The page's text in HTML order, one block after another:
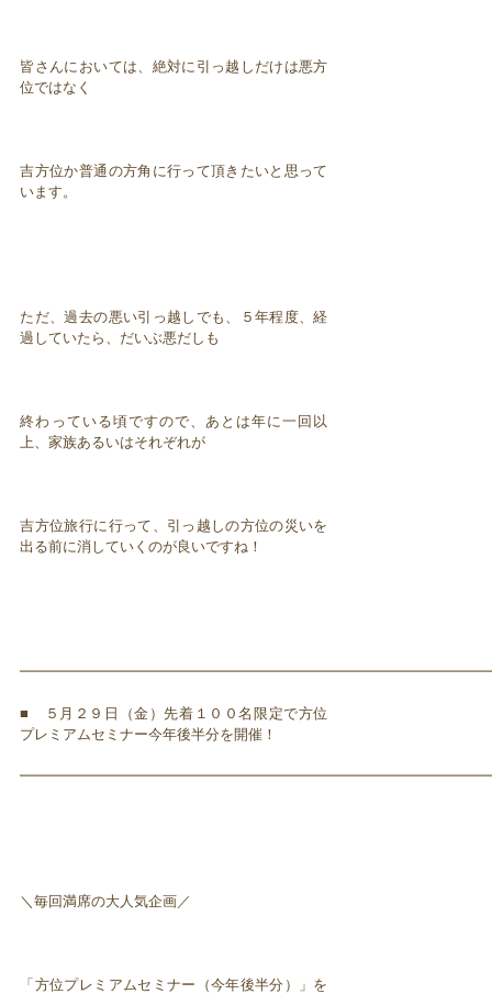
皆さんにおいては、絶対に引っ越しだけは悪方
位ではなく
吉方位か普通の方角に行って頂きたいと思って
います。
ただ、過去の悪い引っ越しでも、５年程度、経
過していたら、だいぶ悪だしも
終わっている頃ですので、あとは年に一回以
上、家族あるいはそれぞれが
吉方位旅行に行って、引っ越しの方位の災いを
出る前に消していくのが良いですね！
■ ５月２９日（金）先着１００名限定で方位
プレミアムセミナー今年後半分を開催！
＼毎回満席の大人気企画／
「方位プレミアムセミナー（今年後半分）」を